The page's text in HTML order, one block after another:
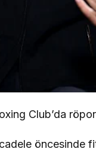
Club’da
öncesinde